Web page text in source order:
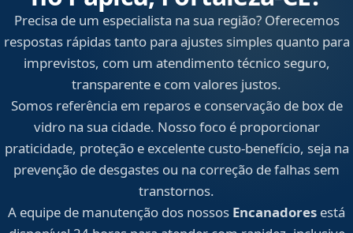
Precisa de um especialista na sua região? Oferecemos
respostas rápidas tanto para ajustes simples quanto para
imprevistos, com um atendimento técnico seguro,
transparente e com valores justos.
Somos referência em reparos e conservação de box de
vidro na sua cidade. Nosso foco é proporcionar
praticidade, proteção e excelente custo-benefício, seja na
prevenção de desgastes ou na correção de falhas sem
transtornos.
A equipe de manutenção dos nossos Encanadores está